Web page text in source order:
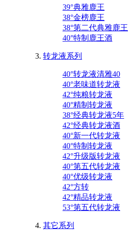
39°典雅鹿王
38°金榜鹿王
38°第二代典雅鹿王
40°特制鹿王酒
转龙液系列
40°转龙液清雅40
40°老味道转龙液
42°纯粮转龙液
40°精制转龙液
38°经典转龙液5年
42°经典转龙液酒
40°新一代转龙液
40°特制转龙液
42°升级版转龙液
40°第五代转龙液
40°优级转龙液
42°方转
42°精品转龙液
53°第五代转龙液
其它系列